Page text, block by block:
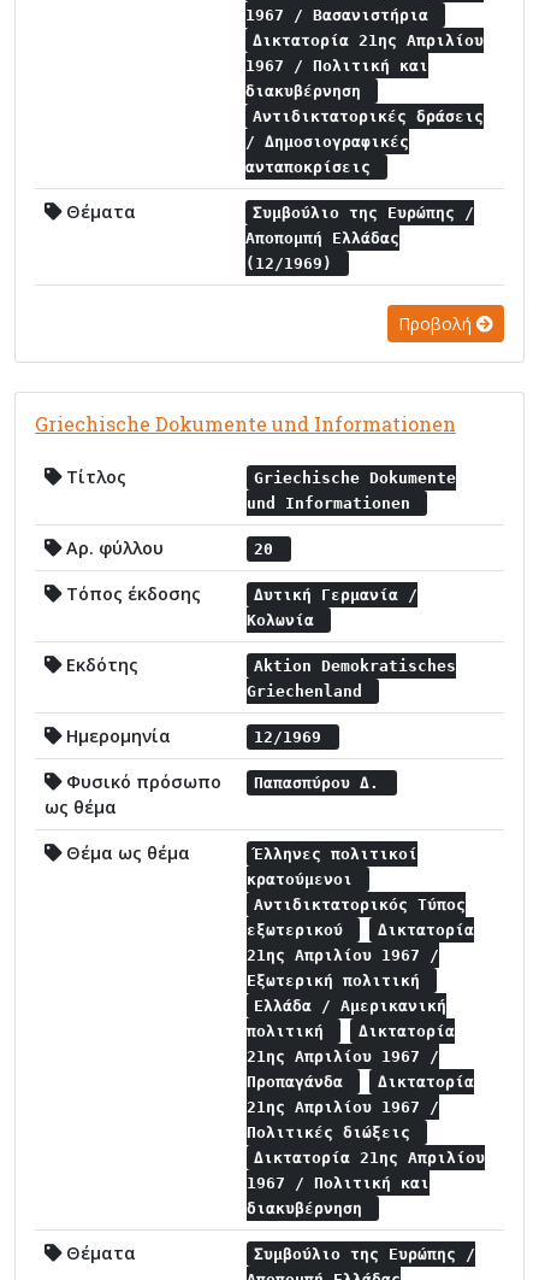
1967 / Βασανιστήρια
Δικτατορία 21ης Απριλίου
1967 / Πολιτική και
διακυβέρνηση
Αντιδικτατορικές δράσεις
/ Δημοσιογραφικές
ανταποκρίσεις
Θέματα
Συμβούλιο της Ευρώπης /
Αποπομπή Ελλάδας
(12/1969)
Προβολή
Griechische Dokumente und Informationen
Τίτλος
Griechische Dokumente
und Informationen
Αρ. φύλλου 20
Τόπος έκδοσης
Δυτική Γερμανία /
Κολωνία
Εκδότης
Aktion Demokratisches
Griechenland
Ημερομηνία 12/1969
Φυσικό πρόσωπο
ως θέμα
Παπασπύρου Δ.
Θέμα ως θέμα
Έλληνες πολιτικοί
κρατούμενοι
Αντιδικτατορικός Τύπος
εξωτερικού
Δικτατορία
21ης Απριλίου 1967 /
Εξωτερική πολιτική
Ελλάδα / Αμερικανική
πολιτική
Δικτατορία
21ης Απριλίου 1967 /
Προπαγάνδα
Δικτατορία
21ης Απριλίου 1967 /
Πολιτικές διώξεις
Δικτατορία 21ης Απριλίου
1967 / Πολιτική και
διακυβέρνηση
Θέματα
Συμβούλιο της Ευρώπης /